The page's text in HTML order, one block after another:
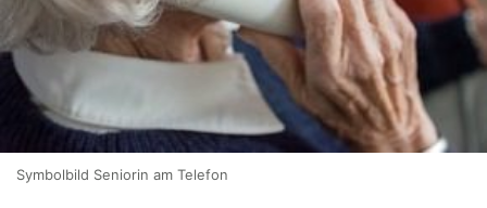
Symbolbild Seniorin am Telefon